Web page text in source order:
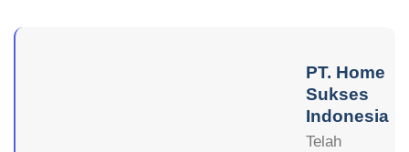
PT. Home
Sukses
Indonesia
Telah